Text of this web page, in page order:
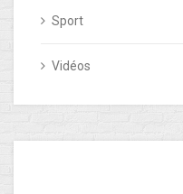
Sport
Vidéos